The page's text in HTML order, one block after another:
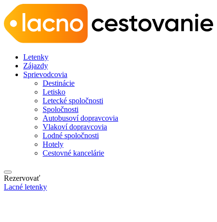
Letenky
Zájazdy
Sprievodcovia
Destinácie
Letisko
Letecké spoločnosti
Spoločnosti
Autobusoví dopravcovia
Vlakoví dopravcovia
Lodné spoločnosti
Hotely
Cestovné kancelárie
Rezervovať
Lacné letenky